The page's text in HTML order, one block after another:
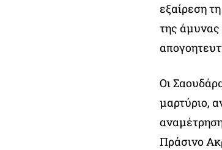
εξαίρεση
της άμυνας
Οι
μαρτύριο,
Πράσινο